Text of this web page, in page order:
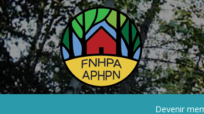
Devenir